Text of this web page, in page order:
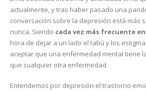
actualmente, y tras haber pasado una
conversación sobre la depresión está más
nunca. Siendo cada vez más frecuente
hora de dejar a un lado el tabú y los
aceptar que una enfermedad mental tiene
que cualquier otra enfermedad.
Entendemos por depresión el trastorno